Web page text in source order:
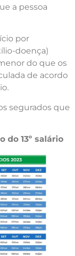
a pessoa
por
doença)
do que os
de acordo
segurados que
do 13º salário